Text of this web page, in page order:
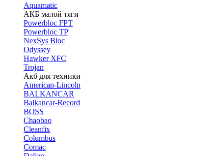
Aquamatic
АКБ малой тяги
Powerbloc FPT
Powerbloc TP
NexSys Bloc
Odyssey
Hawker XFC
Trojan
Акб для техники
American-Lincoln
BALKANCAR
Balkancar-Record
BOSS
Chaobao
Cleanfix
Columbus
Comac